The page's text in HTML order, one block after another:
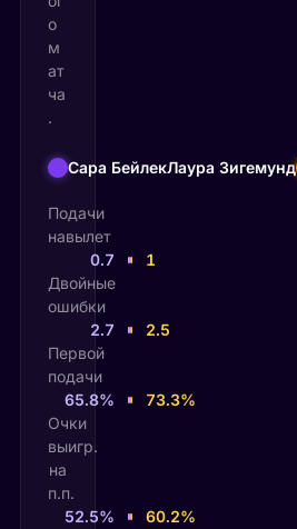
о
м
ат
ча
.
Сара БейлекЛаура Зигемунд
Подачи
навылет
0.7
1
Двойные
ошибки
2.7
2.5
Первой
подачи
65.8%
73.3%
Очки
выигр.
на
п.п.
52.5%
60.2%